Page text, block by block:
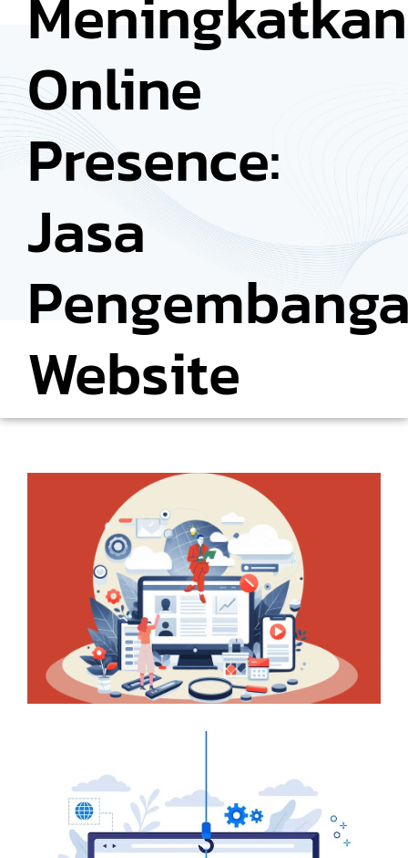
Online
Presence:
Jasa
Website